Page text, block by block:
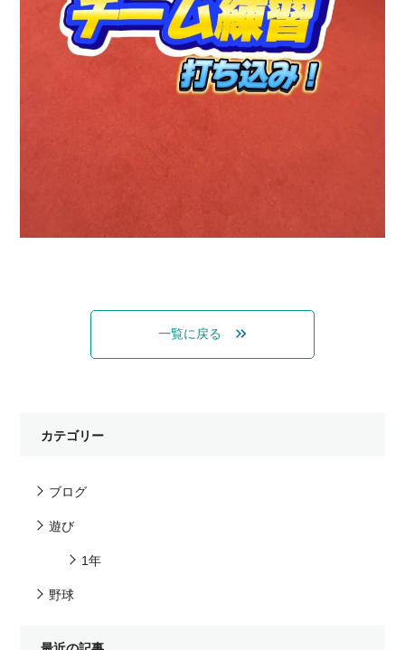
一覧に戻る
カテゴリー
ブログ
遊び
1年
野球